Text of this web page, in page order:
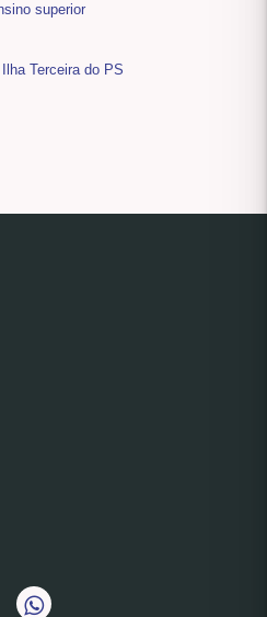
superior
Terceira do PS